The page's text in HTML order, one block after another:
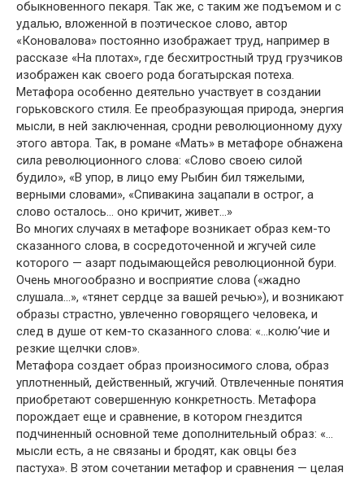
обыкновенного пекаря. Так же, с таким же подъемом и с
удалью, вложенной в поэтическое слово, автор
«Коновалова» постоянно изображает труд, например в
рассказе «На плотах», где бесхитростный труд грузчиков
изображен как своего рода богатырская потеха.
Метафора особенно деятельно участвует в создании
горьковского стиля. Ее преобразующая природа, энергия
мысли, в ней заключенная, сродни революционному духу
этого автора. Так, в романе «Мать» в метафоре обнажена
сила революционного слова: «Слово своею силой
будило», «В упор, в лицо ему Рыбин бил тяжелыми,
верными словами», «Спивакина зацапали в острог, а
слово осталось… оно кричит, живет…»
Во многих случаях в метафоре возникает образ кем-то
сказанного слова, в сосредоточенной и жгучей силе
которого — азарт подымающейся революционной бури.
Очень многообразно и восприятие слова («жадно
слушала…», «тянет сердце за вашей речью»), и возникают
образы страстно, увлеченно говорящего человека, и
след в душе от кем-то сказанного слова: «…колю’чие и
резкие щелчки слов».
Метафора создает образ произносимого слова, образ
уплотненный, действенный, жгучий. Отвлеченные понятия
приобретают совершенную конкретность. Метафора
порождает еще и сравнение, в котором гнездится
подчиненный основной теме дополнительный образ: «…
мысли есть, а не связаны и бродят, как овцы без
пастуха». В этом сочетании метафор и сравнения — целая